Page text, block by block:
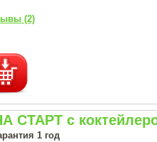
(2)
СТАРТ с
1 год